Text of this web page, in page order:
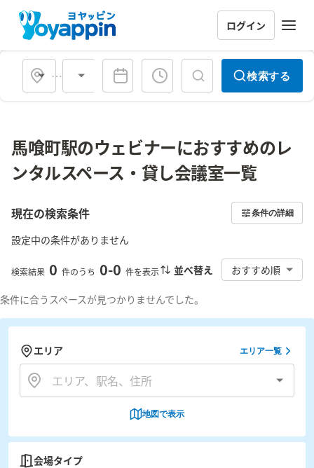
ログイン
会場タイプ 検索する
馬喰町駅のウェビナーにおすすめのレ
ンタルスペース・貸し会議室一覧
現在の検索条件 条件の詳細
設定中の条件がありません
検索結果 0 件のうち 0-0 件を表示 並べ替え おすすめ順
条件に合うスペースが見つかりませんでした。
エリア エリア一覧
地図で表示
会場タイプ